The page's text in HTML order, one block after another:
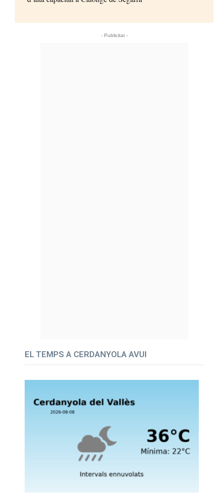
- Publicitat -
EL TEMPS A CERDANYOLA AVUI